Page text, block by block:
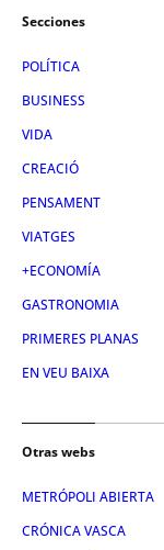
Secciones
POLÍTICA
BUSINESS
VIDA
CREACIÓ
PENSAMENT
VIATGES
+ECONOMÍA
GASTRONOMIA
PRIMERES PLANAS
EN VEU BAIXA
Otras webs
METRÓPOLI ABIERTA
CRÓNICA VASCA